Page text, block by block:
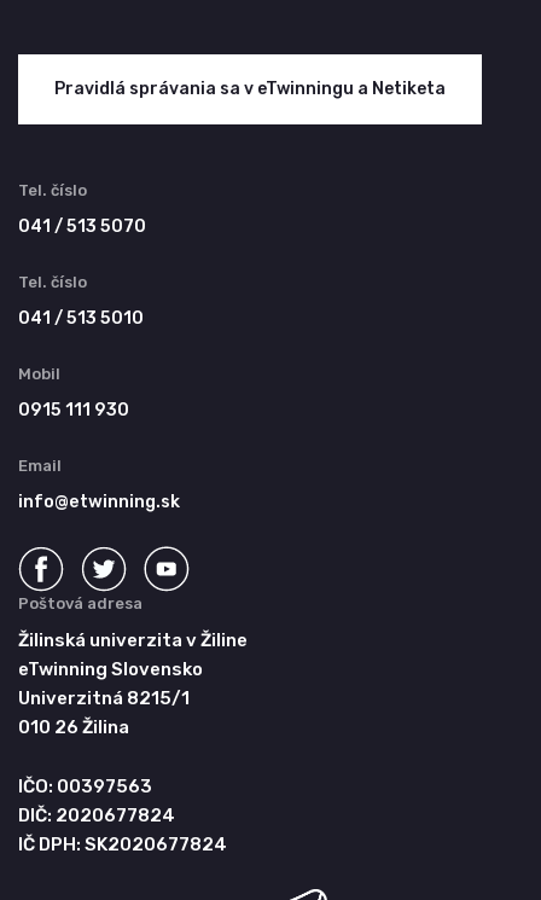
Pravidlá správania sa v eTwinningu a Netiketa
Tel. číslo
041 / 513 5070
Tel. číslo
041 / 513 5010
Mobil
0915 111 930
Email
info@etwinning.sk
Poštová adresa
Žilinská univerzita v Žiline
eTwinning Slovensko
Univerzitná 8215/1
010 26 Žilina
IČO: 00397563
DIČ: 2020677824
IČ DPH: SK2020677824